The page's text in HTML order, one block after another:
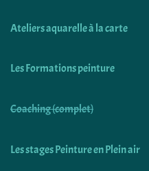
Ateliers aquarelle à la carte
Les Formations peinture
Coaching (complet)
Les stages Peinture en Plein air